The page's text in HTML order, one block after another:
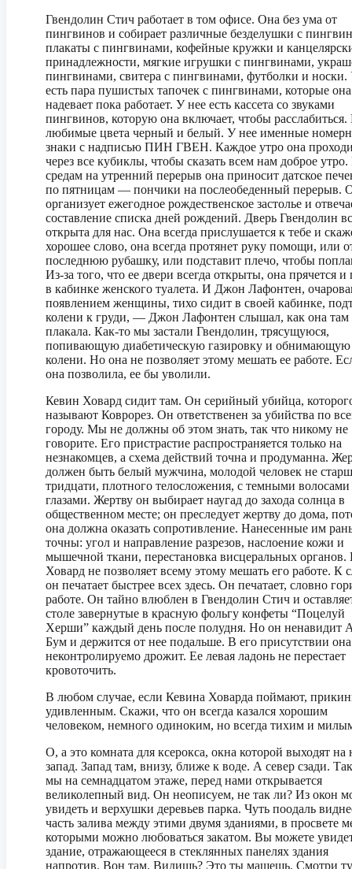
Гвендолин Стич работает в том офисе. Она без ума от
пингвинов и собирает различные безделушки с
плакаты с пингвинами, кофейные кружки и
принадлежности, мягкие игрушки с пингвинами,
пингвинами, свитера с пингвинами, футболки и носки.
есть пара пушистых тапочек с пингвинами, которые она
надевает пока работает. У нее есть кассета со звуками
пингвинов, которую она включает, чтобы расслабиться.
любимые цвета черный и белый. У нее именные
знаки с надписью ПИН ГВЕН. Каждое утро она
через все кубиклы, чтобы сказать всем нам доброе
средам на утренний перерыв она приносит датское
по пятницам — пончики на послеобеденный перерыв.
организует ежегодное рождественское застолье и
составление списка дней рождений. Дверь Гвендолин
открыта для нас. Она всегда прислушается к тебе и
хорошее слово, она всегда протянет руку помощи, или
последнюю рубашку, или подставит плечо, чтобы
Из-за того, что ее двери всегда открыты, она прячется и
в кабинке женского туалета. И Джон Лафонтен,
появлением женщины, тихо сидит в своей кабинке,
колени к груди, — Джон Лафонтен слышал, как она там
плакала. Как-то мы застали Гвендолин, трясущуюся,
попивающую диабетическую газировку и обнимающую
колени. Но она не позволяет этому мешать ее работе.
она позволила, ее бы уволили.
Кевин Ховард сидит там. Он серийный убийца,
называют Коврорез. Он ответственен за убийства по
городу. Мы не должны об этом знать, так что никому не
говорите. Его пристрастие распространяется только на
незнакомцев, а схема действий точна и продуманна.
должен быть белый мужчина, молодой человек не
тридцати, плотного телосложения, с темными
глазами. Жертву он выбирает наугад до захода солнца в
общественном месте; он преследует жертву до дома,
она должна оказать сопротивление. Нанесенные им
точны: угол и направление разрезов, наслоение кожи и
мышечной ткани, перестановка висцеральных органов.
Ховард не позволяет всему этому мешать его работе. К
он печатает быстрее всех здесь. Он печатает, словно
работе. Он тайно влюблен в Гвендолин Стич и
столе завернутые в красную фольгу конфеты “Поцелуй
Херши” каждый день после полудня. Но он ненавидит
Бум и держится от нее подальше. В его присутствии она
неконтролируемо дрожит. Ее левая ладонь не перестает
кровоточить.
В любом случае, если Кевина Ховарда поймают,
удивленным. Скажи, что он всегда казался хорошим
человеком, немного одиноким, но всегда тихим и
О, а это комната для ксерокса, окна которой выходят на
запад. Запад там, внизу, ближе к воде. А север сзади.
мы на семнадцатом этаже, перед нами открывается
великолепный вид. Он неописуем, не так ли? Из окон
увидеть и верхушки деревьев парка. Чуть поодаль
часть залива между этими двумя зданиями, в просвете
которыми можно любоваться закатом. Вы можете
здание, отражающееся в стеклянных панелях здания
напротив. Вон там. Видишь? Это ты машешь. Смотри